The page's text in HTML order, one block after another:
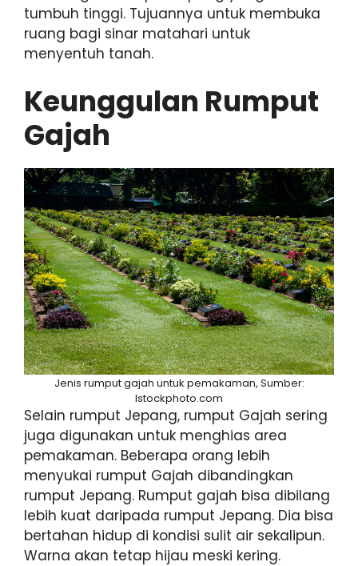
tumbuh tinggi. Tujuannya untuk membuka
ruang bagi sinar matahari untuk
menyentuh tanah.
Keunggulan Rumput
Gajah
Jenis rumput gajah untuk pemakaman, Sumber:
Istockphoto.com
Selain rumput Jepang, rumput Gajah sering
juga digunakan untuk menghias area
pemakaman. Beberapa orang lebih
menyukai rumput Gajah dibandingkan
rumput Jepang. Rumput gajah bisa dibilang
lebih kuat daripada rumput Jepang. Dia bisa
bertahan hidup di kondisi sulit air sekalipun.
Warna akan tetap hijau meski kering.